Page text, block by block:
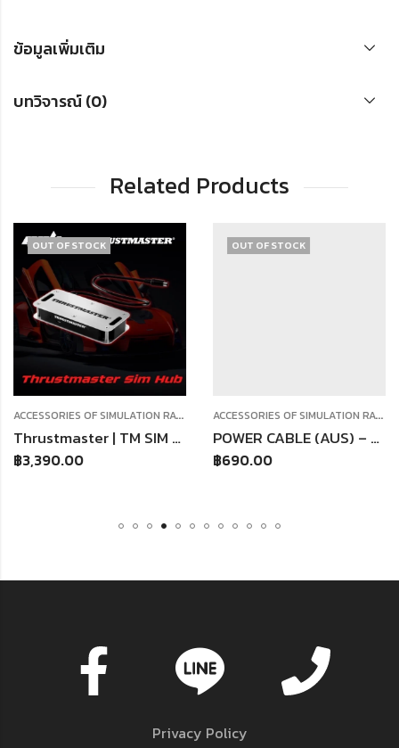
ข้อมูลเพิ่มเติม
บทวิจารณ์ (0)
Related Products
HANDBRAKE
OUT OF STOCK
A
CCESSORIES OF SIMULATION RACING
Thrustmaster | TM SIM HUB WW ใช้กับ TSS TH8A T300
฿3,390.00
OUT OF STOCK
A
CCESSORIES OF SIMULATION RACING
POWER CABLE (AUS) – TX/T300
฿690.00
Privacy Policy